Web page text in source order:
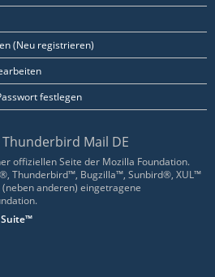
(Neu registrieren)
festlegen
Mail DE
offiziellen Seite der Mozilla Foundation.
Thunderbird™, Bugzilla™, Sunbird®, XUL™
anderen) eingetragene